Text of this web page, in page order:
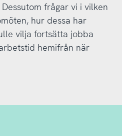
frågar vi i vilken
hur dessa har
vilja fortsätta jobba
hemifrån när